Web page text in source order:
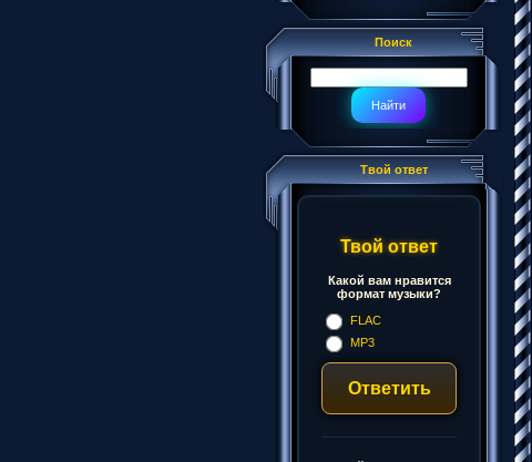
Поиск
Твой ответ
Твой ответ
Какой вам нравится
формат музыки?
FLAC
MP3
Ответить